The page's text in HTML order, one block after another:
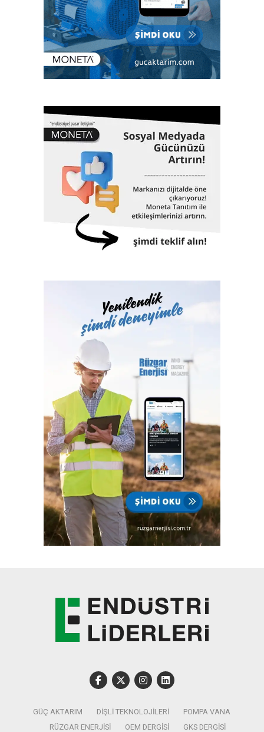
GÜÇ AKTARIM DIŞLI TEKNOLOJILERI
POMPA VANA
RÜZGAR ENERJISI
OEM DERGISI GKS DERGISI